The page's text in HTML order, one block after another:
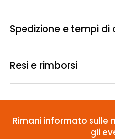
Spedizione e tempi di
Resi e rimborsi
Rimani informato sulle
gli